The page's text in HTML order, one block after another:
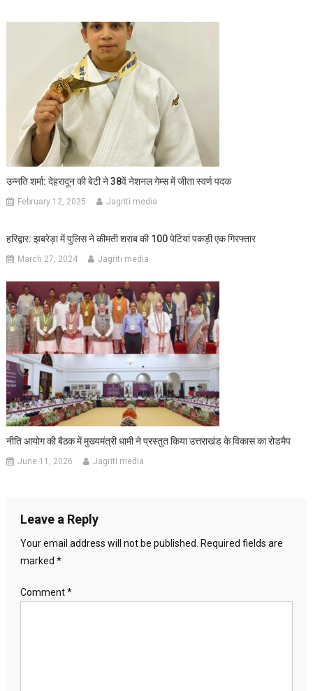
उन्नति शर्मा: देहरादून की बेटी ने 38वें नेशनल गेम्स में जीता स्वर्ण पदक
February 12, 2025 Jagriti media
हरिद्वार: झबरेड़ा में पुलिस ने कीमती शराब की 100 पेटियां पकड़ी एक गिरफ्तार
March 27, 2024 Jagriti media
नीति आयोग की बैठक में मुख्यमंत्री धामी ने प्रस्तुत किया उत्तराखंड के विकास का रोडमैप
June 11, 2026 Jagriti media
Leave a Reply
Your email address will not be published. Required fields are
marked *
Comment*